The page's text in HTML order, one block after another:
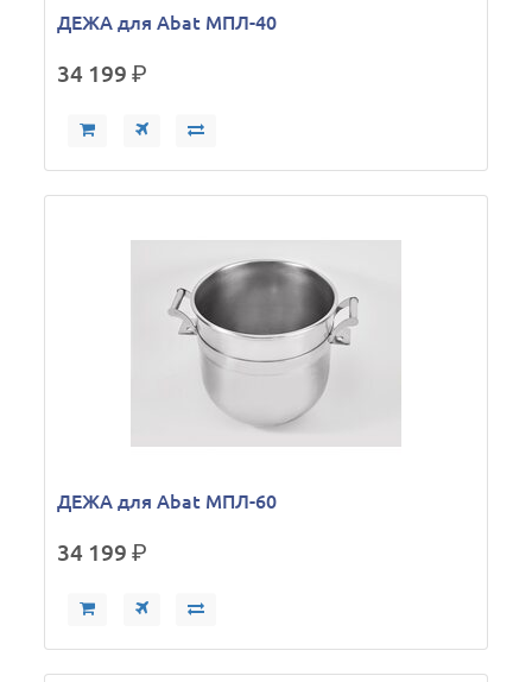
ДЕЖА для Abat МПЛ-40
34 199р.
ДЕЖА для Abat МПЛ-60
34 199р.